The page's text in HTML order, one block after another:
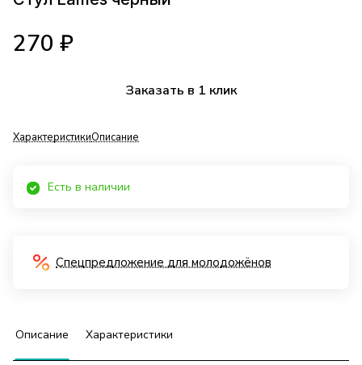
270 ₽
Заказать в 1 клик
ХарактеристикиОписание
Есть в наличии
Спецпредложение для молодожёнов
Описание Характеристики